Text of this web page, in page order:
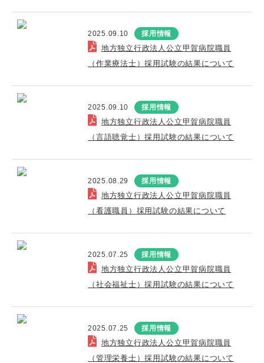
2025.09.10 採用情報
地方独立行政法人公立甲賀病院職員
（作業療法士）採用試験の結果について
2025.09.10 採用情報
地方独立行政法人公立甲賀病院職員
（言語聴覚士）採用試験の結果について
2025.08.29 採用情報
地方独立行政法人公立甲賀病院職員
（看護職員）採用試験の結果について
2025.07.25 採用情報
地方独立行政法人公立甲賀病院職員
（社会福祉士）採用試験の結果について
2025.07.25 採用情報
地方独立行政法人公立甲賀病院職員
（管理栄養士）採用試験の結果について